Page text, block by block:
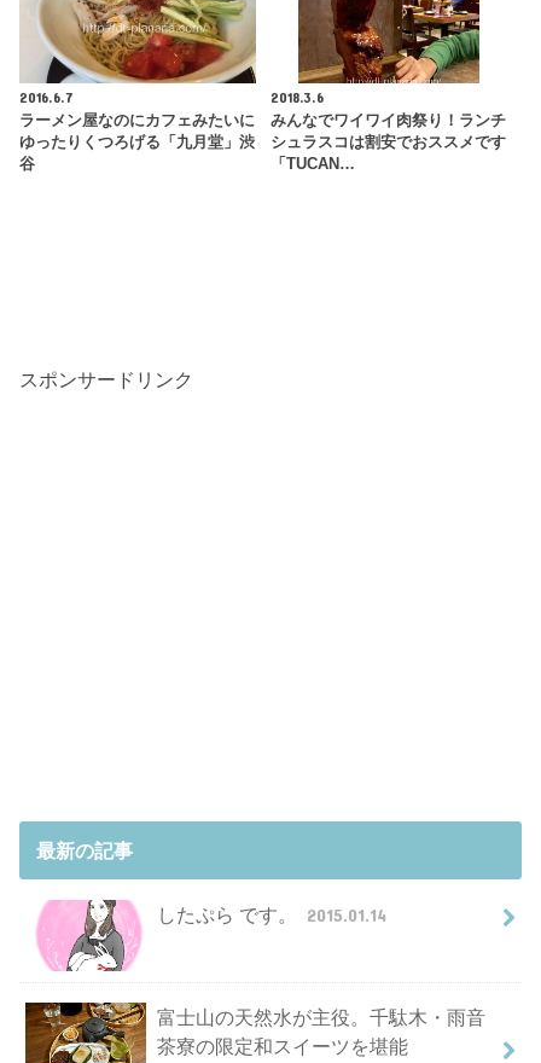
2016.6.7
ラーメン屋なのにカフェみたいに
ゆったりくつろげる「九月堂」渋
谷
2018.3.6
みんなでワイワイ肉祭り！ランチ
シュラスコは割安でおススメです
「TUCAN…
スポンサードリンク
最新の記事
したぷら です。 2015.01.14
富士山の天然水が主役。千駄木・雨音
茶寮の限定和スイーツを堪能